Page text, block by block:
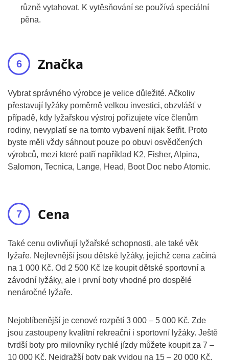
různě vytahovat. K vytěsňování se používá speciální
pěna.
Značka
Vybrat správného výrobce je velice důležité. Ačkoliv
přestavují lyžáky poměrně velkou investici, obzvlášť v
případě, kdy lyžařskou výstroj pořizujete více členům
rodiny, nevyplatí se na tomto vybavení nijak šetřit. Proto
byste měli vždy sáhnout pouze po obuvi osvědčených
výrobců, mezi které patří například K2, Fisher, Alpina,
Salomon, Tecnica, Lange, Head, Boot Doc nebo Atomic.
Cena
Také cenu ovlivňují lyžařské schopnosti, ale také věk
lyžaře. Nejlevnější jsou dětské lyžáky, jejichž cena začíná
na 1 000 Kč. Od 2 500 Kč lze koupit dětské sportovní a
závodní lyžáky, ale i první boty vhodné pro dospělé
nenáročné lyžaře.
Nejoblíbenější je cenové rozpětí 3 000 – 5 000 Kč. Zde
jsou zastoupeny kvalitní rekreační i sportovní lyžáky. Ještě
tvrdší boty pro milovníky rychlé jízdy můžete koupit za 7 –
10 000 Kč. Nejdražší boty pak vyjdou na 15 – 20 000 Kč.